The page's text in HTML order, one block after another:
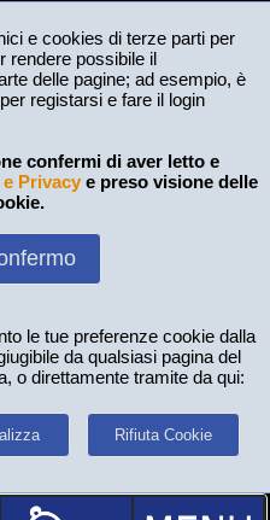
e cookies di terze parti per
rendere possibile il
delle pagine; ad esempio, è
registarsi e fare il login
confermi di aver letto e
Privacy e preso visione delle
le tue preferenze cookie dalla
da qualsiasi pagina del
o direttamente tramite da qui:
Rifiuta Cookie